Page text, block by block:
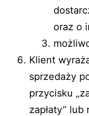
oraz o
Klient
sprzedaży
przycisku
zapłaty”